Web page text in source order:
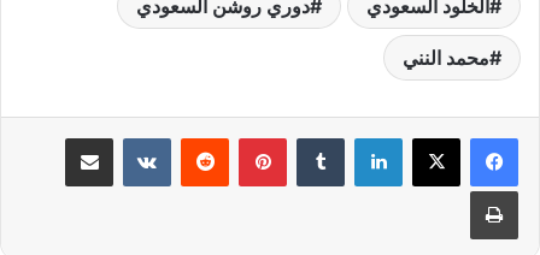
الخلود السعودي دوري روشن السعودي
محمد النني
لينكدإن بينتيريست